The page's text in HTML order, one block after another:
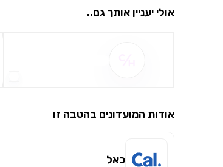
אולי יעניין אותך גם..
אודות המועדונים בהטבה זו
כאל